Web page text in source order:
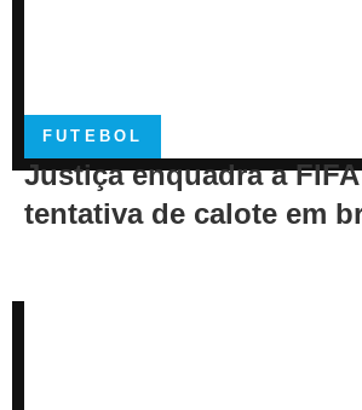
FUTEBOL
Justiça enquadra a
tentativa de calote em